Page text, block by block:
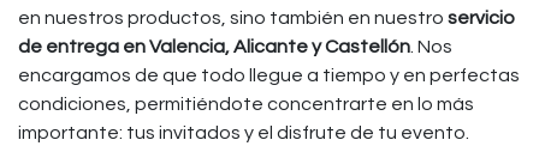
en nuestros productos, sino también en nuestro servicio
de entrega en Valencia, Alicante y Castellón . Nos
encargamos de que todo llegue a tiempo y en perfectas
condiciones, permitiéndote concentrarte en lo más
importante: tus invitados y el disfrute de tu evento.